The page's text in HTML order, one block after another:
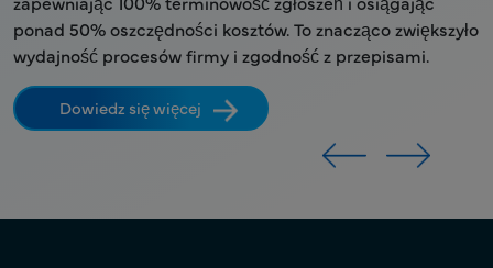
ponad 50% oszczędności kosztów. To znacząco zwiększyło
wydajność procesów firmy i zgodność z przepisami.
Dowiedz się więcej